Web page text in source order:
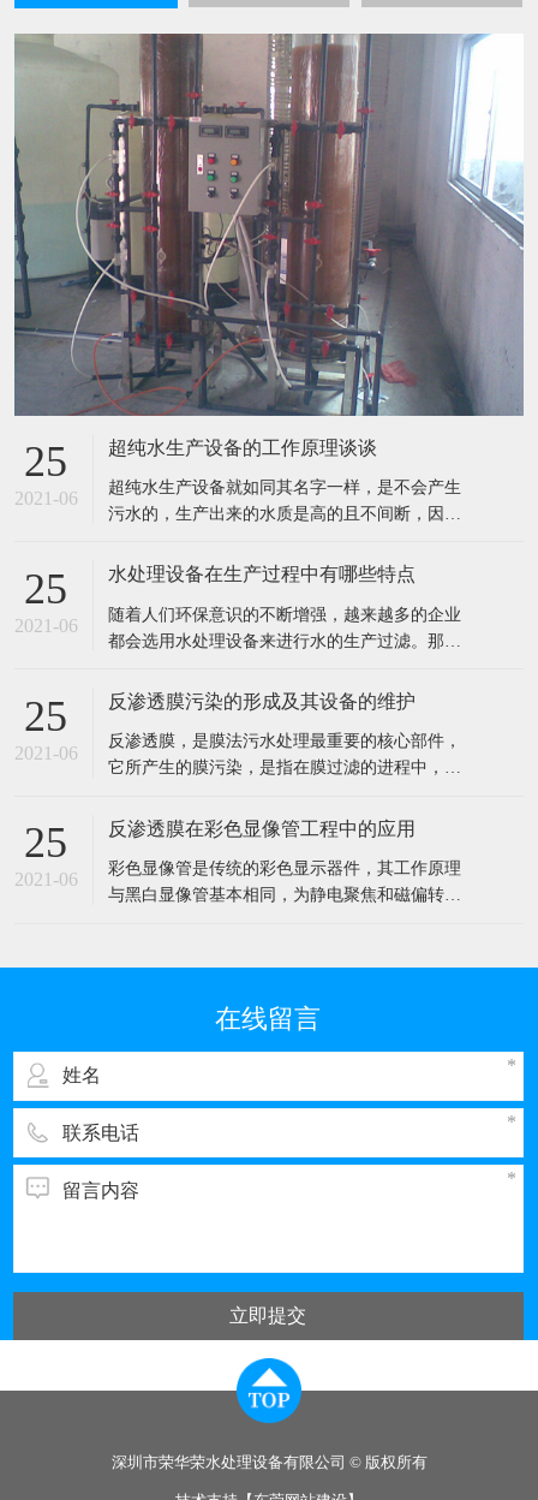
25
2021-06
超纯水生产设备的工作原理谈谈
超纯水生产设备就如同其名字一样，是不会产生
污水的，生产出来的水质是高的且不间断，因此
要也是用在水处理和电子工业以及实验室呀等行
产设备的工作过程通过交换羟基离子或氢氧根离
子去除不想要的离子，然后将这些
25
2021-06
水处理设备在生产过程中有哪些特点
随着人们环保意识的不断增强，越来越多的企业
都会选用水处理设备来进行水的生产过滤。那
出水水质好。 2、工业食品超纯水设备多采用多
预处理，能有效去除原水中的悬浮物、胶体、泥
沙、异味等杂质，处理后的水能能
25
2021-06
反渗透膜污染的形成及其设备的维护
反渗透膜，是膜法污水处理最重要的核心部件，
它所产生的膜污染，是指在膜过滤的进程中，水
让膜孔径变小或者是阻塞。反渗透膜作为深圳反
的要素、损害。 1、反渗透体系污染 反渗透体系
的污染通常指体系进水中所含的无
25
2021-06
反渗透膜在彩色显像管工程中的应用
彩色显像管是传统的彩色显示器件，其工作原理
与黑白显像管基本相同，为静电聚焦和磁偏转方
我国排污的大户之一。与电子工业其它领域一
水，而经过彩管制造车间使用的纯水，排出时都
在线留言
立即提交
深圳市荣华荣水处理设备有限公司 © 版权所有